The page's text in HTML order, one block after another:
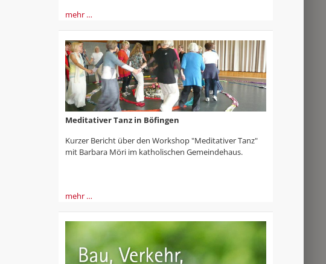
mehr …
Meditativer Tanz in Böfingen
Kurzer Bericht über den Workshop "Meditativer Tanz"
mit Barbara Möri im katholischen Gemeindehaus.
mehr …